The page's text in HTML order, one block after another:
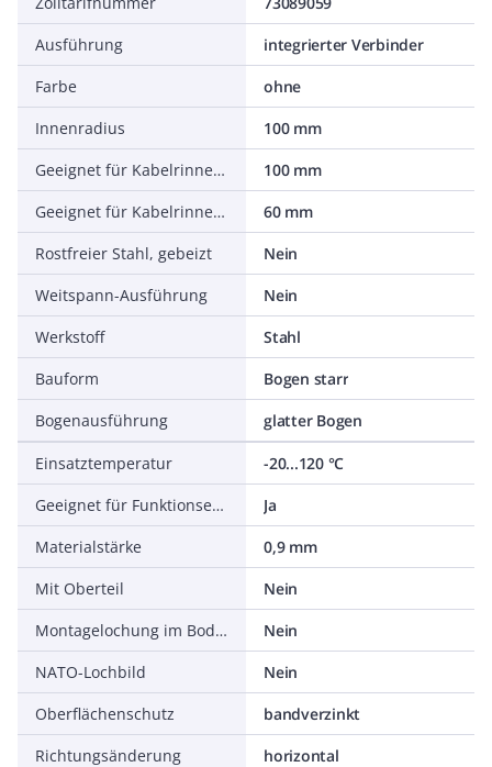
Ausführung
integrierter Verbinder
Farbe
ohne
Innenradius
100 mm
Geeignet für Kabelrinnenbreite
100 mm
Geeignet für Kabelrinnenhöhe
60 mm
Rostfreier Stahl, gebeizt
Nein
Weitspann-Ausführung
Nein
Werkstoff
Stahl
Bauform
Bogen starr
Bogenausführung
glatter Bogen
Einsatztemperatur
-20...120 °C
Geeignet für Funktionserhalt
Ja
Materialstärke
0,9 mm
Mit Oberteil
Nein
Montagelochung im Boden
Nein
NATO-Lochbild
Nein
Oberflächenschutz
bandverzinkt
Richtungsänderung
horizontal